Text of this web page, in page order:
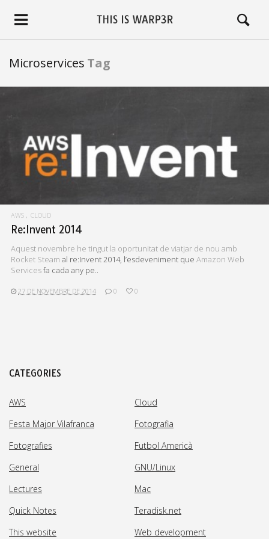
Microservices Tag
READ MORE
AWS CLOUD
Re:Invent 2014
Aquest novembre he tingut la oportunitat de viatjar de nou amb
Rocket Steam al re:Invent 2014, l’esdeveniment que Amazon Web
Servicesfa cada any pe..
27 DE NOVEMBRE DE 2014 0 0
CATEGORIES
AWS
Cloud
Festa Major Vilafranca
Fotografia
Fotografies
Futbol Americà
General
GNU/Linux
Lectures
Mac
Quick Notes
Teradisk.net
This website
Web development